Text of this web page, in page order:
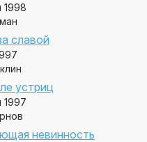
1998
славой
устриц
1997
невинность